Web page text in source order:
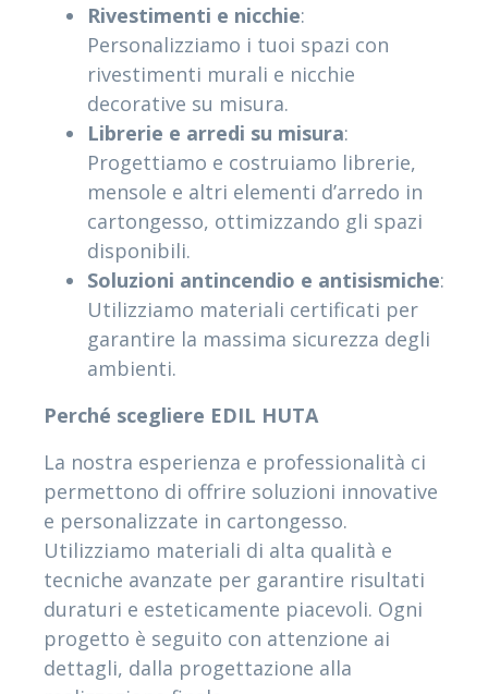
Rivestimenti e nicchie:
Personalizziamo i tuoi spazi con
rivestimenti murali e nicchie
decorative su misura.
Librerie e arredi su misura:
Progettiamo e costruiamo librerie,
mensole e altri elementi d’arredo in
cartongesso, ottimizzando gli spazi
disponibili.
Soluzioni antincendio e antisismiche:
Utilizziamo materiali certificati per
garantire la massima sicurezza degli
ambienti.
Perché scegliere EDIL HUTA
La nostra esperienza e professionalità ci
permettono di offrire soluzioni innovative
e personalizzate in cartongesso.
Utilizziamo materiali di alta qualità e
tecniche avanzate per garantire risultati
duraturi e esteticamente piacevoli. Ogni
progetto è seguito con attenzione ai
dettagli, dalla progettazione alla